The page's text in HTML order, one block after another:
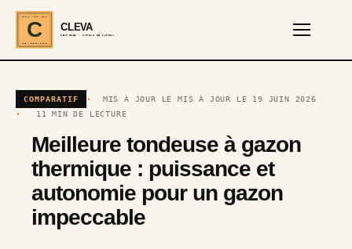
C
CLEVA · EST. 2024
REF · GARDEN TOOLS
CLEVA
SERVICES · OUTILS DE JARDIN
COMPARATIF
MIS À JOUR LE MIS À JOUR LE 19 JUIN 2026
11 MIN DE LECTURE
Meilleure tondeuse à gazon
thermique : puissance et
autonomie pour un gazon
impeccable